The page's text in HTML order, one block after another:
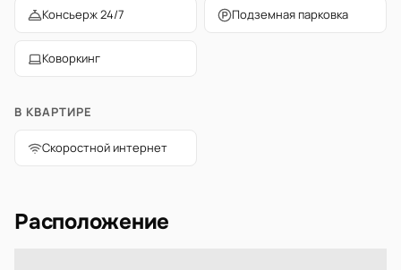
Консьерж 24/7 Подземная парковка
Коворкинг
В КВАРТИРЕ
Скоростной интернет
Расположение